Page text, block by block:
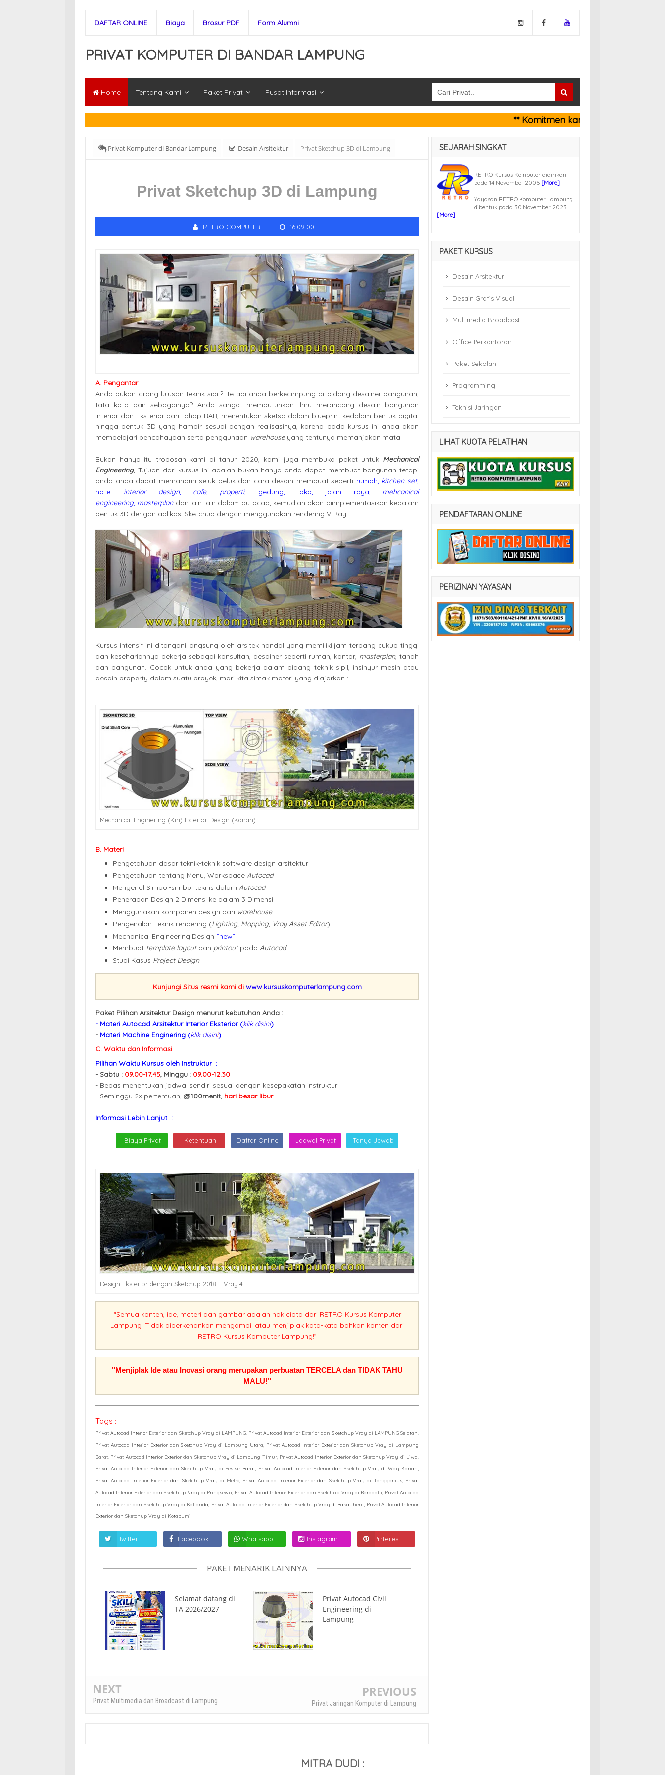
DAFTAR ONLINE Biaya Brosur PDF Form Alumni
PRIVAT KOMPUTER DI BANDAR LAMPUNG
Home Tentang Kami Paket Privat Pusat Informasi
** Komitmen kami
Privat Komputer di Bandar Lampung Desain Arsitektur Privat Sketchup 3D di Lampung
Privat Sketchup 3D di Lampung
RETRO COMPUTER 16:09:00
A. Pengantar
Anda bukan orang lulusan teknik sipil? Tetapi anda berkecimpung di bidang desainer bangunan,
tata kota dan sebagainya? Anda sangat membutuhkan ilmu merancang desain bangunan
Interior dan Eksterior dari tahap RAB, menentukan sketsa dalam blueprint kedalam bentuk digital
hingga bentuk 3D yang hampir sesuai dengan realisasinya, karena pada kursus ini anda akan
mempelajari pencahayaan serta penggunaan warehouse yang tentunya memanjakan mata.
Bukan hanya itu trobosan kami di tahun 2020, kami juga membuka paket untuk Mechanical
Engineering, Tujuan dari kursus ini adalah bukan hanya anda dapat membuat bangunan tetapi
anda anda dapat memahami seluk beluk dan cara desain membuat seperti rumah, kitchen set,
hotel interior design, cafe, properti, gedung, toko, jalan raya, mehcanical
engineering, masterplandan lain-lain dalam autocad, kemudian akan diimplementasikan kedalam
bentuk 3D dengan aplikasi Sketchup dengan menggunakan rendering V-Ray.
Kursus intensif ini ditangani langsung oleh arsitek handal yang memiliki jam terbang cukup tinggi
dan kesehariannya bekerja sebagai konsultan, desainer seperti rumah, kantor, masterplan, tanah
dan bangunan. Cocok untuk anda yang bekerja dalam bidang teknik sipil, insinyur mesin atau
desain property dalam suatu proyek, mari kita simak materi yang diajarkan :
Mechanical Enginering (Kiri) Exterior Design (Kanan)
B. Materi
Pengetahuan dasar teknik-teknik software design arsitektur
Pengetahuan tentang Menu, Workspace Autocad
Mengenal Simbol-simbol teknis dalam Autocad
Penerapan Design 2 Dimensi ke dalam 3 Dimensi
Menggunakan komponen design dari warehouse
Pengenalan Teknik rendering (Lighting, Mapping, Vray Asset Editor)
Mechanical Engineering Design [new]
Membuat template layoutdan printoutpada Autocad
Studi Kasus Project Design
Kunjungi Situs resmi kami di www.kursuskomputerlampung.com
Paket Pilihan Arsitektur Design menurut kebutuhan Anda :
- Materi Autocad Arsitektur Interior Eksterior (klik disini)
- Materi Machine Enginering (klik disini)
C. Waktu dan Informasi
Pilihan Waktu Kursus oleh Instruktur :
- Sabtu : 09.00-17.45, Minggu : 09.00-12.30
- Bebas menentukan jadwal sendiri sesuai dengan kesepakatan instruktur
- Seminggu 2x pertemuan, @100menit, hari besar libur
Informasi Lebih Lanjut :
Biaya Privat Ketentuan Daftar Online Jadwal Privat Tanya Jawab
Design Eksterior dengan Sketchup 2018 + Vray 4
“Semua konten, ide, materi dan gambar adalah hak cipta dari RETRO Kursus Komputer
Lampung. Tidak diperkenankan mengambil atau menjiplak kata-kata bahkan konten dari
RETRO Kursus Komputer Lampung!”
"Menjiplak Ide atau Inovasi orang merupakan perbuatan TERCELA dan TIDAK TAHU
MALU!"
Tags :
Privat Autocad Interior Exterior dan Sketchup Vray di LAMPUNG, Privat Autocad Interior Exterior dan Sketchup Vray di LAMPUNG Selatan,
Privat Autocad Interior Exterior dan Sketchup Vray di Lampung Utara, Privat Autocad Interior Exterior dan Sketchup Vray di Lampung
Barat, Privat Autocad Interior Exterior dan Sketchup Vray di Lampung Timur, Privat Autocad Interior Exterior dan Sketchup Vray di Liwa,
Privat Autocad Interior Exterior dan Sketchup Vray di Pesisir Barat, Privat Autocad Interior Exterior dan Sketchup Vray di Way Kanan,
Privat Autocad Interior Exterior dan Sketchup Vray di Metro, Privat Autocad Interior Exterior dan Sketchup Vray di Tanggamus, Privat
Autocad Interior Exterior dan Sketchup Vray di Pringsewu, Privat Autocad Interior Exterior dan Sketchup Vray di Baradatu, Privat Autocad
Interior Exterior dan Sketchup Vray di Kalianda, Privat Autocad Interior Exterior dan Sketchup Vray di Bakauheni, Privat Autocad Interior
Exterior dan Sketchup Vray di Kotabumi
Twitter Facebook Whatsapp Instagram Pinterest
PAKET MENARIK LAINNYA
Selamat datang di
TA 2026/2027
Privat Autocad Civil
Engineering di
Lampung
NEXT
Privat Multimedia dan Broadcast di Lampung
PREVIOUS
Privat Jaringan Komputer di Lampung
SEJARAH SINGKAT
RETRO Kursus Komputer didirikan
pada 14 November 2006 [More]
Yayasan RETRO Komputer Lampung
dibentuk pada 30 November 2023
[More]
PAKET KURSUS
Desain Arsitektur
Desain Grafis Visual
Multimedia Broadcast
Office Perkantoran
Paket Sekolah
Programming
Teknisi Jaringan
LIHAT KUOTA PELATIHAN
PENDAFTARAN ONLINE
PERIZINAN YAYASAN
MITRA DUDI :